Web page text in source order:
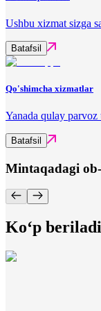
Ushbu xizmat sizga
Batafsil
Qo'shimcha xizmatlar
Yanada qulay
Batafsil
Mintaqadagi
Ko‘p